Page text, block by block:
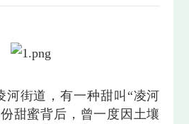
河街道，有一种甜叫“凌河
甜蜜背后，曾一度因土壤